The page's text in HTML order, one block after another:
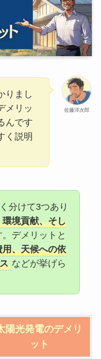
佐藤洋次郎
りまし
メリッ
んです
く説明
分けて3つあり
境貢献、そし
。デメリットと
用、天候への依
などが挙げら
陽光発電のデメリ
ット